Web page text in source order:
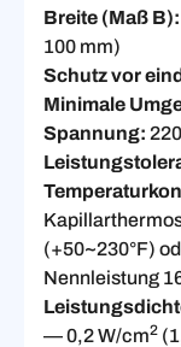
Breite (Maß B):
100 mm)
Schutz vor
Minimale
Spannung:
(+50~230°F)
Nennleistung
— 0,2 W/cm2